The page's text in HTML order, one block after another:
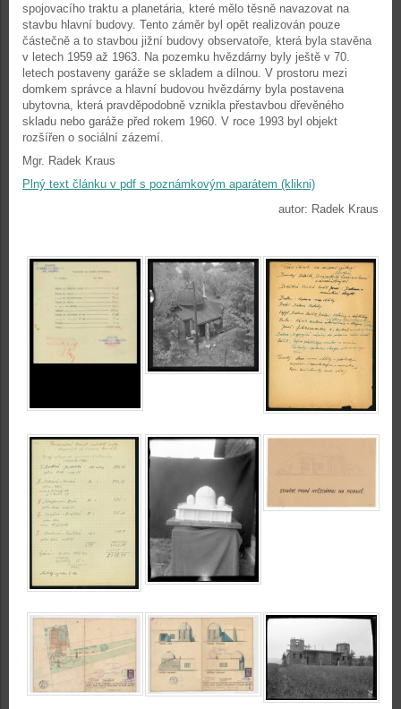
spojovacího traktu a planetária, které mělo těsně navazovat na
stavbu hlavní budovy. Tento záměr byl opět realizován pouze
částečně a to stavbou jižní budovy observatoře, která byla stavěna
v letech 1959 až 1963. Na pozemku hvězdárny byly ještě v 70.
letech postaveny garáže se skladem a dílnou. V prostoru mezi
domkem správce a hlavní budovou hvězdárny byla postavena
ubytovna, která pravděpodobně vznikla přestavbou dřevěného
skladu nebo garáže před rokem 1960. V roce 1993 byl objekt
rozšířen o sociální zázemí.
Mgr. Radek Kraus
Plný text článku v pdf s poznámkovým aparátem (klikni)
autor: Radek Kraus